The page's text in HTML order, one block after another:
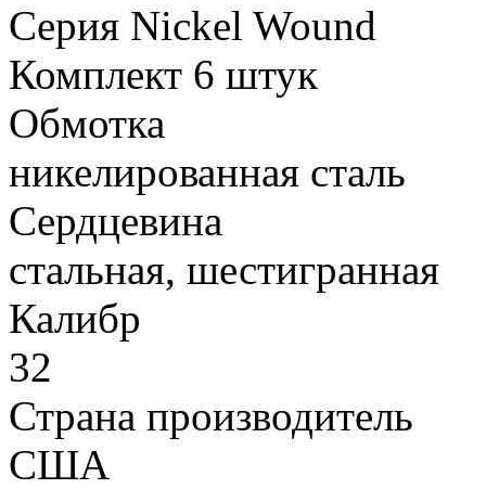
Серия Nickel Wound
Комплект 6 штук
Обмотка
никелированная сталь
Сердцевина
стальная, шестигранная
Калибр
32
Страна производитель
США